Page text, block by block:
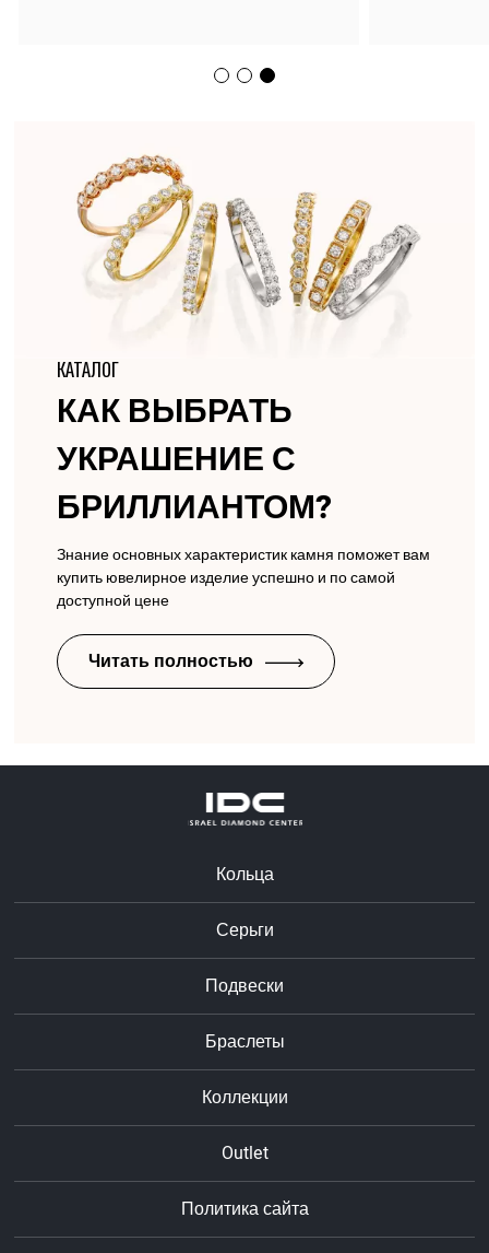
КАТАЛОГ
КАК ВЫБРАТЬ
УКРАШЕНИЕ С
БРИЛЛИАНТОМ?
Знание основных характеристик камня поможет вам
купить ювелирное изделие успешно и по самой
доступной цене
Читать полностью
Кольца
Серьги
Подвески
Браслеты
Коллекции
Outlet
Политика сайта